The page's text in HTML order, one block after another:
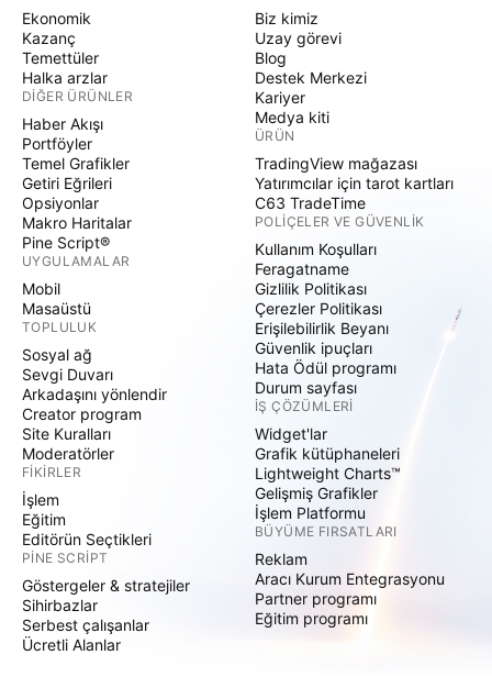
Ekonomik
Kazanç
Temettüler
Halka arzlar
DIĞER ÜRÜNLER
Haber Akışı
Portföyler
Temel Grafikler
Getiri Eğrileri
Opsiyonlar
Makro Haritalar
Pine Script®
UYGULAMALAR
Mobil
Masaüstü
TOPLULUK
Sosyal ağ
Sevgi Duvarı
Arkadaşını yönlendir
Creator program
Site Kuralları
Moderatörler
FIKIRLER
İşlem
Eğitim
Editörün Seçtikleri
PINE SCRIPT
Göstergeler & stratejiler
Sihirbazlar
Serbest çalışanlar
Ücretli Alanlar
Biz kimiz
Uzay görevi
Blog
Destek Merkezi
Kariyer
Medya kiti
ÜRÜN
TradingView mağazası
Yatırımcılar için tarot kartları
C63 TradeTime
POLIÇELER VE GÜVENLIK
Kullanım Koşulları
Feragatname
Gizlilik Politikası
Çerezler Politikası
Erişilebilirlik Beyanı
Güvenlik ipuçları
Hata Ödül programı
Durum sayfası
İŞ ÇÖZÜMLERI
Widget'lar
Grafik kütüphaneleri
Lightweight Charts™
Gelişmiş Grafikler
İşlem Platformu
BÜYÜME FIRSATLARI
Reklam
Aracı Kurum Entegrasyonu
Partner programı
Eğitim programı